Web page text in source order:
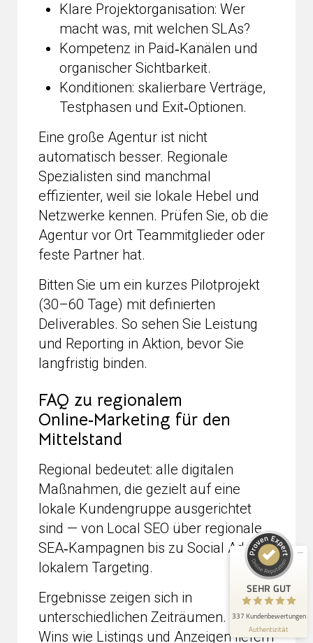
Klare Projektorganisation: Wer
macht was, mit welchen SLAs?
Kompetenz in Paid‑Kanälen und
organischer Sichtbarkeit.
Konditionen: skalierbare Verträge,
Testphasen und Exit‑Optionen.
Eine große Agentur ist nicht
automatisch besser. Regionale
Spezialisten sind manchmal
effizienter, weil sie lokale Hebel und
Netzwerke kennen. Prüfen Sie, ob die
Agentur vor Ort Teammitglieder oder
feste Partner hat.
Bitten Sie um ein kurzes Pilotprojekt
(30–60 Tage) mit definierten
Deliverables. So sehen Sie Leistung
und Reporting in Aktion, bevor Sie
langfristig binden.
FAQ zu regionalem
Online‑Marketing für den
Mittelstand
Regional bedeutet: alle digitalen
Maßnahmen, die gezielt auf eine
lokale Kundengruppe ausgerichtet
sind — von Local SEO über regionale
SEA‑Kampagnen bis zu Social Ads mit
lokalem Targeting.
Ergebnisse zeigen sich in
unterschiedlichen Zeiträumen. Quick
Wins wie Listings und Anzeigen liefern
SEHR GUT
337 Kundenbewertungen
Authentizität
Empfehlungen auf
SEHR GUT
4,91 / 5,00
198
Bewertungen auf
ProvenExpert.com
139
Bewertungen von 3
Blick aufs ProvenExpert-Profil werfen
3.8.2026